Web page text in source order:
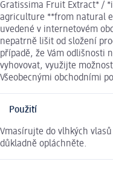
Gratissima Fruit Extract* /
agriculture **from natural
uvedené v internetovém
nepatrně lišit od složení
případě, že Vám odlišnosti
vyhovovat, využijte
Všeobecnými obchodními
Použití
Vmasírujte do vlhkých
důkladně opláchněte.